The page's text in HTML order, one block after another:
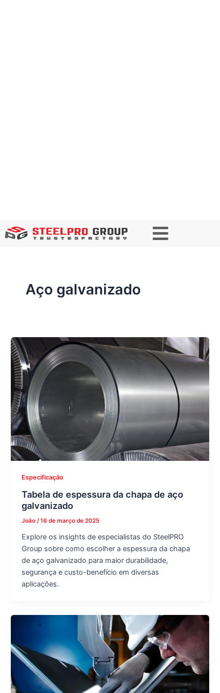
Aço galvanizado
Especificação
Tabela de espessura da chapa de aço
galvanizado
João/16 de março de 2025
Explore os insights de especialistas do SteelPRO
Group sobre como escolher a espessura da chapa
de aço galvanizado para maior durabilidade,
segurança e custo-benefício em diversas
aplicações.
Paginação
de